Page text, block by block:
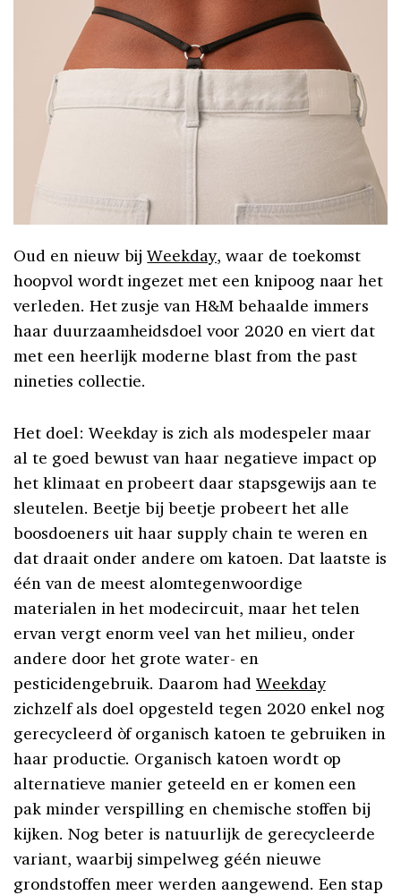
Oud en nieuw bijWeekday, waar de toekomst
hoopvol wordt ingezet met een knipoog naar het
verleden. Het zusje van H&M behaalde immers
haar duurzaamheidsdoel voor 2020 en viert dat
met een heerlijk moderne blast from the past
nineties collectie.
Het doel: Weekday is zich als modespeler maar
al te goed bewust van haar negatieve impact op
het klimaat en probeert daar stapsgewijs aan te
sleutelen. Beetje bij beetje probeert het alle
boosdoeners uit haar supply chain te weren en
dat draait onder andere om katoen. Dat laatste is
één van de meest alomtegenwoordige
materialen in het modecircuit, maar het telen
ervan vergt enorm veel van het milieu, onder
andere door het grote water- en
pesticidengebruik. Daarom had Weekday
zichzelf als doel opgesteld tegen 2020 enkel nog
gerecycleerd òf organisch katoen te gebruiken in
haar productie. Organisch katoen wordt op
alternatieve manier geteeld en er komen een
pak minder verspilling en chemische stoffen bij
kijken. Nog beter is natuurlijk de gerecycleerde
variant, waarbij simpelweg géén nieuwe
grondstoffen meer werden aangewend. Een stap